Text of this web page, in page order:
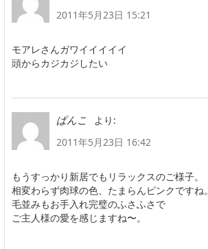
2011年5月23日 15:21
モアレさんガワイイイイイ
頭からカジカジしたい
ぱんこ
より:
2011年5月23日 16:42
もうすっかり新居でもリラックスのご様子。
相変わらず肉球の色、たまらんピンクですね。
毛並みもお手入れ完璧のふさふさで
ご主人様の愛を感じますね〜。